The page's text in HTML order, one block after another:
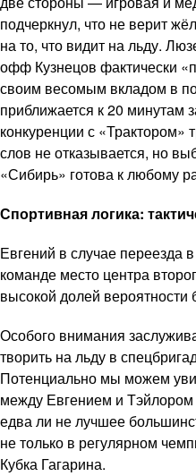
подчеркнул, что не верит
на то, что видит на льду.
офф Кузнецов фактически
своим весомым вкладом в
приближается к 20 минутам
конкуренции с «Трактором»
слов не отказывается, но
«Сибирь» готова к любому
Спортивная логика:
Евгений в случае переезда
команде место центра
высокой долей вероятности
Особого внимания
творить на льду в
Потенциально мы можем
между Евгением и
едва ли не лучшее
не только в регулярном
Кубка Гагарина.